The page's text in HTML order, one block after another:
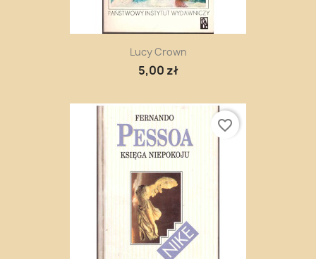
Lucy Crown
5,00 zł
favorite_border